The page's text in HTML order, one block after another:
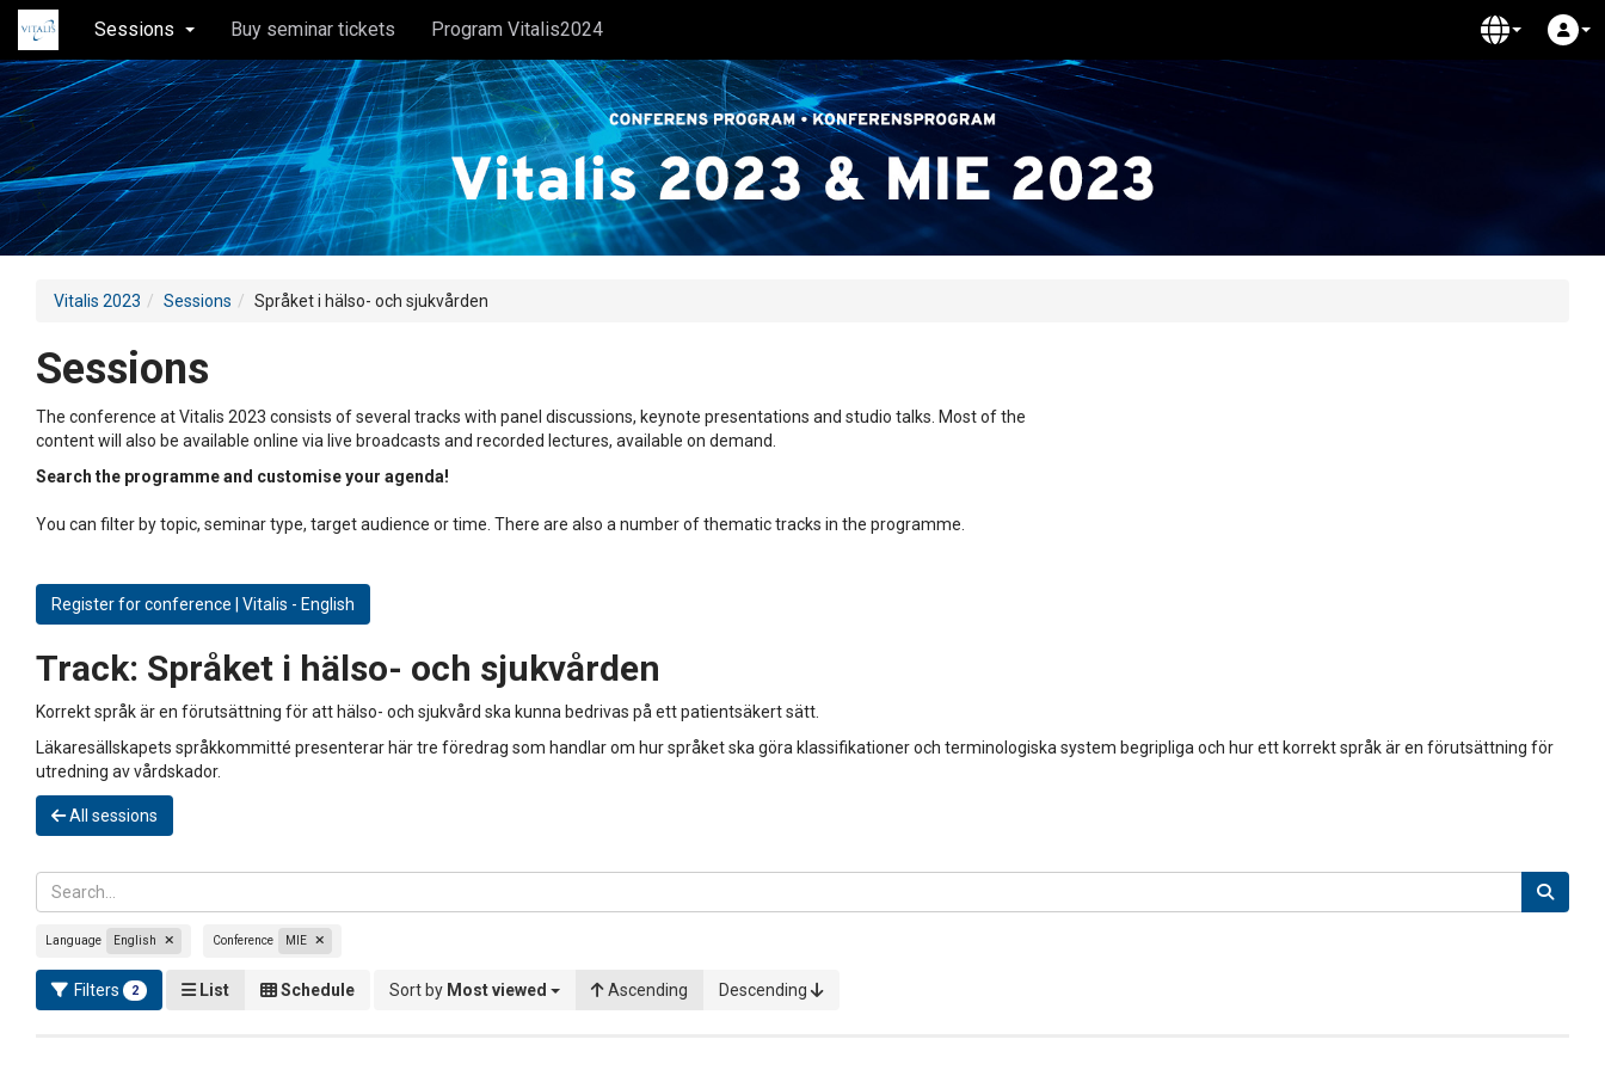
Sessions Buy seminar tickets Program Vitalis2024
Vitalis 2023 Sessions Språket i hälso- och sjukvården
Sessions
The conference at Vitalis 2023 consists of several tracks with panel discussions, keynote presentations and studio talks. Most of the
content will also be available online via live broadcasts and recorded lectures, available on demand.
Search the programme and customise your agenda!
You can filter by topic, seminar type, target audience or time. There are also a number of thematic tracks in the programme.
Register for conference | Vitalis - English
Track: Språket i hälso- och sjukvården
Korrekt språk är en förutsättning för att hälso- och sjukvård ska kunna bedrivas på ett patientsäkert sätt.
Läkaresällskapets språkkommitté presenterar här tre föredrag som handlar om hur språket ska göra klassifikationer och terminologiska system begripliga och hur ett korrekt språk är en förutsättning för
utredning av vårdskador.
All sessions
Language English Conference MIE
Filters 2 List Schedule Sort by Most viewed Ascending Descending